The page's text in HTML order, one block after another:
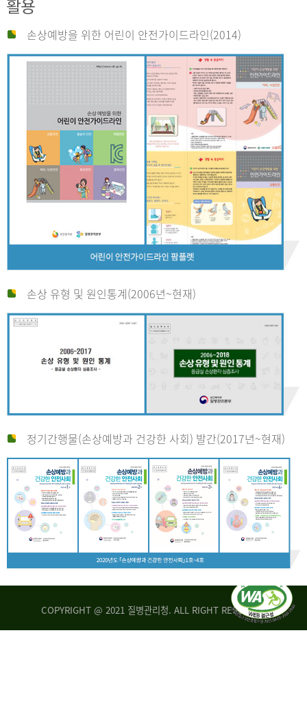
활용
손상예방을 위한 어린이 안전가이드라인(2014)
손상 유형 및 원인통계(2006년~현재)
정기간행물(손상예방과 건강한 사회) 발간(2017년~현재)
COPYRIGHT @ 2021 질병관리청. ALL RIGHT RESERVED